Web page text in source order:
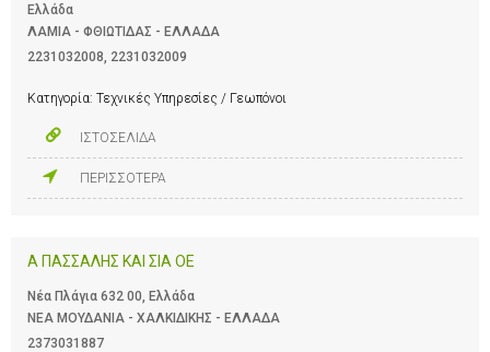
Ελλάδα
ΛΑΜΙΑ - ΦΘΙΩΤΙΔΑΣ - ΕΛΛΑΔΑ
2231032008 2231032009
Κατηγορία: Τεχνικές Υπηρεσίες / Γεωπόνοι
ΙΣΤΟΣΕΛΙΔΑ
ΠΕΡΙΣΣΟΤΕΡΑ
Α ΠΑΣΣΑΛΗΣ ΚΑΙ ΣΙΑ ΟΕ
Νέα Πλάγια 632 00, Ελλάδα
ΝΕΑ ΜΟΥΔΑΝΙΑ - ΧΑΛΚΙΔΙΚΗΣ - ΕΛΛΑΔΑ
2373031887